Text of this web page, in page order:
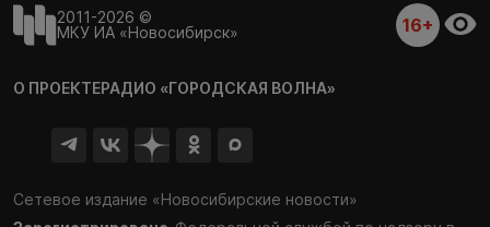
2011-2026 ©
МКУ ИА «Новосибирск»
16+
О ПРОЕКТЕРАДИО «ГОРОДСКАЯ ВОЛНА»
Сетевое издание «Новосибирские новости»